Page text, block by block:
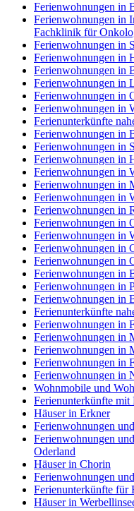
Ferienwohnungen in
Ferienwohnungen in
Fachklinik für
Ferienwohnungen in
Ferienwohnungen in
Ferienwohnungen in
Ferienwohnungen in
Ferienwohnungen in
Ferienwohnungen in
Ferienunterkünfte
Ferienwohnungen in
Ferienwohnungen in
Ferienwohnungen in
Ferienwohnungen in
Ferienwohnungen in
Ferienwohnungen in
Ferienwohnungen in
Ferienwohnungen in
Ferienwohnungen in
Ferienwohnungen in
Ferienwohnungen in
Ferienwohnungen in
Ferienwohnungen in
Ferienwohnungen in
Ferienunterkünfte
Ferienwohnungen in
Ferienwohnungen in
Ferienwohnungen in
Ferienwohnungen in
Ferienwohnungen in
Wohnmobile und
Ferienunterkünfte mit
Häuser in Erkner
Ferienwohnungen
Ferienwohnungen
Oderland
Häuser in Chorin
Ferienwohnungen
Ferienunterkünfte für
Häuser in